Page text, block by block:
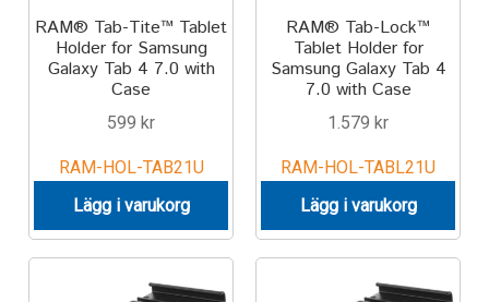
RAM® Tab-Tite™ Tablet
Holder for Samsung
Galaxy Tab 4 7.0 with
Case
599 kr
RAM-HOL-TAB21U
Lägg i varukorg
RAM® Tab-Lock™
Tablet Holder for
Samsung Galaxy Tab 4
7.0 with Case
1.579 kr
RAM-HOL-TABL21U
Lägg i varukorg